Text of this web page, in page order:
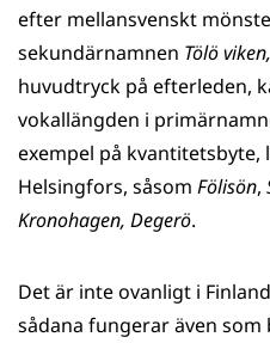
efter mellansvenskt
sekundärnamnen Tölö
huvudtryck på efterleden,
vokallängden i
exempel på kvantitetsbyte,
Helsingfors, såsom Fölisön,
Kronohagen, Degerö.
Det är inte ovanligt i
sådana fungerar även som